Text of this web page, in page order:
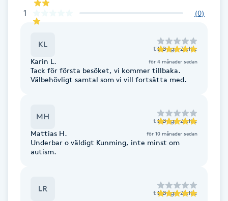
Face framing
Faceliftmassage
Fet hårbotten
1 (0)
KL till Birgit Zielke
Karin L. för 4 månader sedan
Tack för första besöket, vi kommer tillbaka.
Välbehövligt samtal som vi vill fortsätta med.
MH till Birgit Zielke
Mattias H. för 10 månader sedan
Underbar o väldigt Kunming, inte minst om
autism.
LR till Birgit Zielke